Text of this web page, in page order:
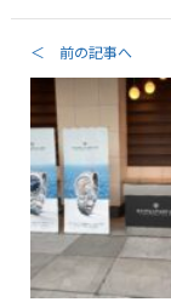
＜ 前の記事へ